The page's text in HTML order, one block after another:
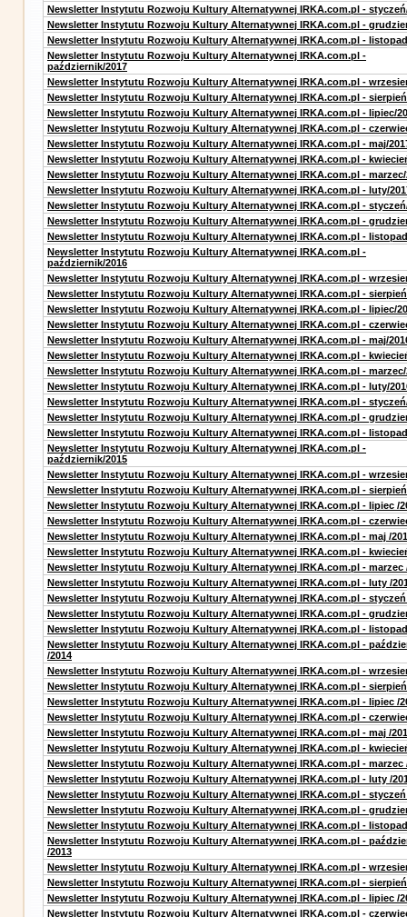
Newsletter Instytutu Rozwoju Kultury Alternatywnej IRKA.com.pl -
Newsletter Instytutu Rozwoju Kultury Alternatywnej IRKA.com.pl -
Newsletter Instytutu Rozwoju Kultury Alternatywnej IRKA.com.pl -
Newsletter Instytutu Rozwoju Kultury Alternatywnej IRKA.com.pl -
październik/2017
Newsletter Instytutu Rozwoju Kultury Alternatywnej IRKA.com.pl -
Newsletter Instytutu Rozwoju Kultury Alternatywnej IRKA.com.pl -
Newsletter Instytutu Rozwoju Kultury Alternatywnej IRKA.com.pl - lipiec/
Newsletter Instytutu Rozwoju Kultury Alternatywnej IRKA.com.pl -
Newsletter Instytutu Rozwoju Kultury Alternatywnej IRKA.com.pl - maj/
Newsletter Instytutu Rozwoju Kultury Alternatywnej IRKA.com.pl -
Newsletter Instytutu Rozwoju Kultury Alternatywnej IRKA.com.pl - marzec/
Newsletter Instytutu Rozwoju Kultury Alternatywnej IRKA.com.pl - luty/
Newsletter Instytutu Rozwoju Kultury Alternatywnej IRKA.com.pl -
Newsletter Instytutu Rozwoju Kultury Alternatywnej IRKA.com.pl -
Newsletter Instytutu Rozwoju Kultury Alternatywnej IRKA.com.pl -
Newsletter Instytutu Rozwoju Kultury Alternatywnej IRKA.com.pl -
październik/2016
Newsletter Instytutu Rozwoju Kultury Alternatywnej IRKA.com.pl -
Newsletter Instytutu Rozwoju Kultury Alternatywnej IRKA.com.pl -
Newsletter Instytutu Rozwoju Kultury Alternatywnej IRKA.com.pl - lipiec/
Newsletter Instytutu Rozwoju Kultury Alternatywnej IRKA.com.pl -
Newsletter Instytutu Rozwoju Kultury Alternatywnej IRKA.com.pl - maj/
Newsletter Instytutu Rozwoju Kultury Alternatywnej IRKA.com.pl -
Newsletter Instytutu Rozwoju Kultury Alternatywnej IRKA.com.pl - marzec/
Newsletter Instytutu Rozwoju Kultury Alternatywnej IRKA.com.pl - luty/
Newsletter Instytutu Rozwoju Kultury Alternatywnej IRKA.com.pl -
Newsletter Instytutu Rozwoju Kultury Alternatywnej IRKA.com.pl -
Newsletter Instytutu Rozwoju Kultury Alternatywnej IRKA.com.pl -
Newsletter Instytutu Rozwoju Kultury Alternatywnej IRKA.com.pl -
październik/2015
Newsletter Instytutu Rozwoju Kultury Alternatywnej IRKA.com.pl -
Newsletter Instytutu Rozwoju Kultury Alternatywnej IRKA.com.pl -
Newsletter Instytutu Rozwoju Kultury Alternatywnej IRKA.com.pl - lipiec /
Newsletter Instytutu Rozwoju Kultury Alternatywnej IRKA.com.pl -
Newsletter Instytutu Rozwoju Kultury Alternatywnej IRKA.com.pl - maj /
Newsletter Instytutu Rozwoju Kultury Alternatywnej IRKA.com.pl -
Newsletter Instytutu Rozwoju Kultury Alternatywnej IRKA.com.pl - marzec
Newsletter Instytutu Rozwoju Kultury Alternatywnej IRKA.com.pl - luty /
Newsletter Instytutu Rozwoju Kultury Alternatywnej IRKA.com.pl - styczeń
Newsletter Instytutu Rozwoju Kultury Alternatywnej IRKA.com.pl -
Newsletter Instytutu Rozwoju Kultury Alternatywnej IRKA.com.pl - listopad
Newsletter Instytutu Rozwoju Kultury Alternatywnej IRKA.com.pl -
/2014
Newsletter Instytutu Rozwoju Kultury Alternatywnej IRKA.com.pl -
Newsletter Instytutu Rozwoju Kultury Alternatywnej IRKA.com.pl - sierpień
Newsletter Instytutu Rozwoju Kultury Alternatywnej IRKA.com.pl - lipiec /
Newsletter Instytutu Rozwoju Kultury Alternatywnej IRKA.com.pl -
Newsletter Instytutu Rozwoju Kultury Alternatywnej IRKA.com.pl - maj /
Newsletter Instytutu Rozwoju Kultury Alternatywnej IRKA.com.pl -
Newsletter Instytutu Rozwoju Kultury Alternatywnej IRKA.com.pl - marzec
Newsletter Instytutu Rozwoju Kultury Alternatywnej IRKA.com.pl - luty /
Newsletter Instytutu Rozwoju Kultury Alternatywnej IRKA.com.pl - styczeń
Newsletter Instytutu Rozwoju Kultury Alternatywnej IRKA.com.pl -
Newsletter Instytutu Rozwoju Kultury Alternatywnej IRKA.com.pl - listopad
Newsletter Instytutu Rozwoju Kultury Alternatywnej IRKA.com.pl -
/2013
Newsletter Instytutu Rozwoju Kultury Alternatywnej IRKA.com.pl -
Newsletter Instytutu Rozwoju Kultury Alternatywnej IRKA.com.pl - sierpień
Newsletter Instytutu Rozwoju Kultury Alternatywnej IRKA.com.pl - lipiec /
Newsletter Instytutu Rozwoju Kultury Alternatywnej IRKA.com.pl -